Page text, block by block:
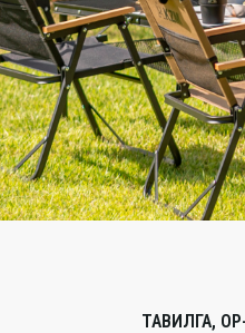
ТАВИЛГА,